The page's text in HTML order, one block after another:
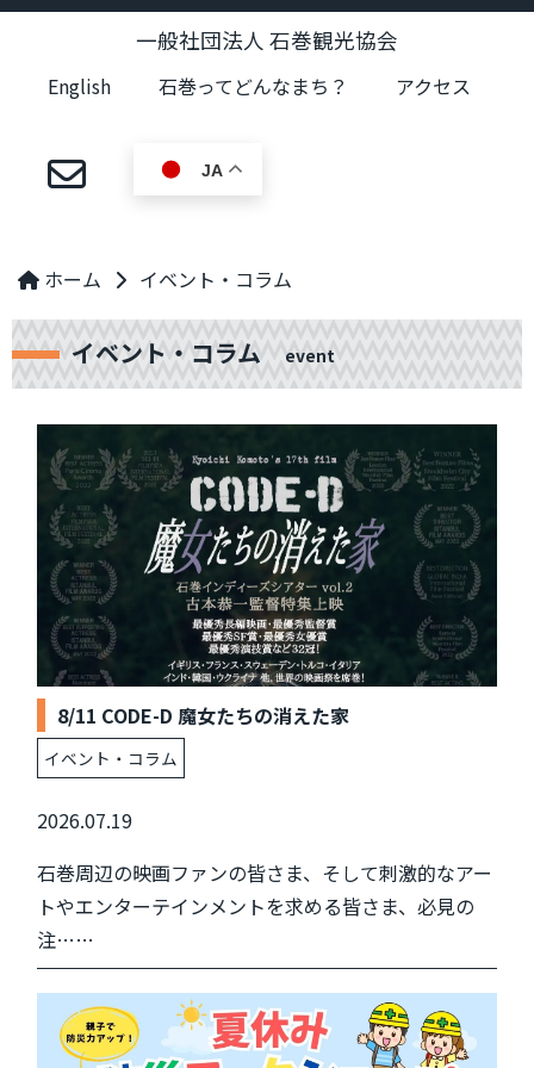
一般社団法人 石巻観光協会
English 石巻ってどんなまち？ アクセス
JA
ホーム イベント・コラム
イベント・コラム event
8/11 CODE-D 魔女たちの消えた家
イベント・コラム
2026.07.19
石巻周辺の映画ファンの皆さま、そして刺激的なアー
トやエンターテインメントを求める皆さま、必見の
注……